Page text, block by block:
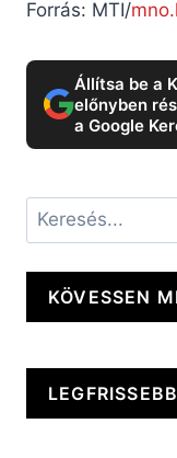
Forrás: MTI/
Állítsa be a
előnyben
a Google
Keresés
KÖVESSEN
LEGFRISSEBB